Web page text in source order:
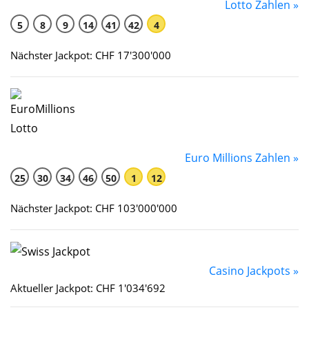
Lotto Zahlen »
5 8 9 14 41 42 4
Nächster Jackpot: CHF 17'300'000
Euro Millions Zahlen »
25 30 34 46 50 1 12
Nächster Jackpot: CHF 103'000'000
Casino Jackpots »
Aktueller Jackpot: CHF 1'034'692